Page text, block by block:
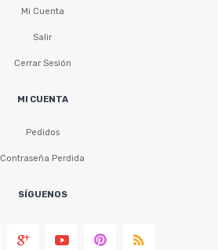
Mi Cuenta
Salir
Cerrar Sesión
MI CUENTA
Pedidos
Contraseña Perdida
SÍGUENOS